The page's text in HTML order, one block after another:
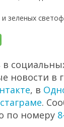
зеленых
новости в
, в
.
по номеру